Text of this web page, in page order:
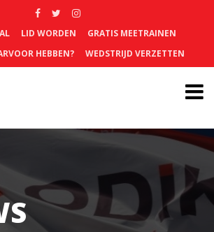
LID WORDEN
GRATIS MEETRAINEN
HEBBEN?
WEDSTRIJD VERZETTEN